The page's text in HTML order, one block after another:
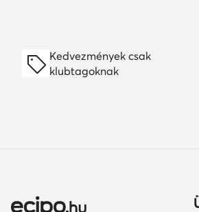
Kedvezmények csak
klubtagoknak